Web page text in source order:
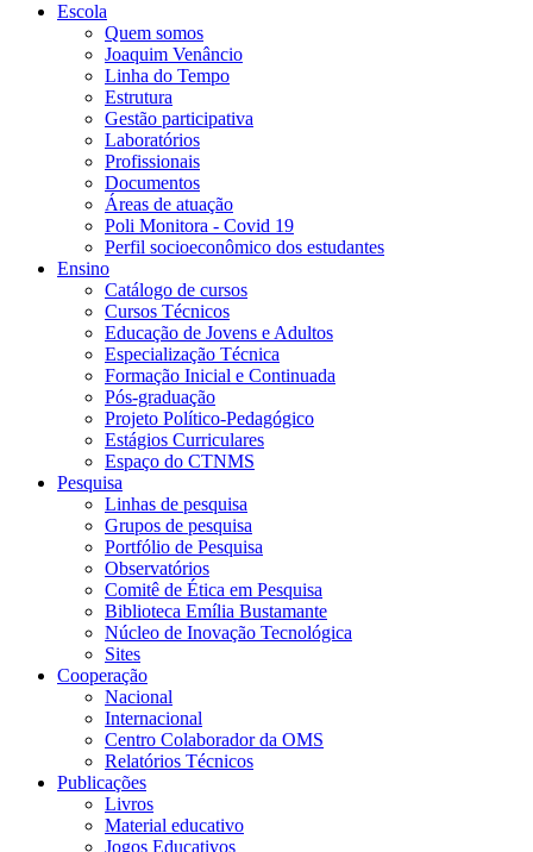
Escola
Quem somos
Joaquim Venâncio
Linha do Tempo
Estrutura
Gestão participativa
Laboratórios
Profissionais
Documentos
Áreas de atuação
Poli Monitora - Covid 19
Perfil socioeconômico dos estudantes
Ensino
Catálogo de cursos
Cursos Técnicos
Educação de Jovens e Adultos
Especialização Técnica
Formação Inicial e Continuada
Pós-graduação
Projeto Político-Pedagógico
Estágios Curriculares
Espaço do CTNMS
Pesquisa
Linhas de pesquisa
Grupos de pesquisa
Portfólio de Pesquisa
Observatórios
Comitê de Ética em Pesquisa
Biblioteca Emília Bustamante
Núcleo de Inovação Tecnológica
Sites
Cooperação
Nacional
Internacional
Centro Colaborador da OMS
Relatórios Técnicos
Publicações
Livros
Material educativo
Jogos Educativos